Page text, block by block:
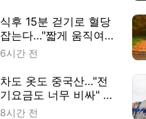
식후 15분 걷기로 혈당
잡는다…"짧게 움직여도
효과 있어"
6시간 전
차도 옷도 중국산…"전
기요금도 너무 비싸" AI
도 밀려나는 유럽의 위
8시간 전